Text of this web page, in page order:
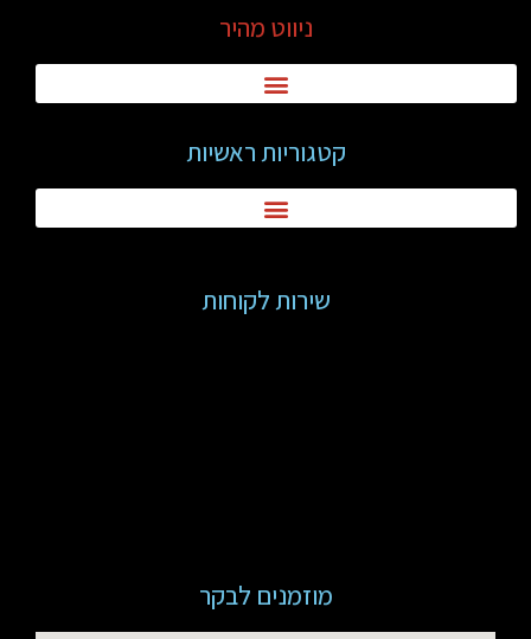
ניווט מהיר
קטגוריות ראשיות
שירות לקוחות
מוזמנים לבקר